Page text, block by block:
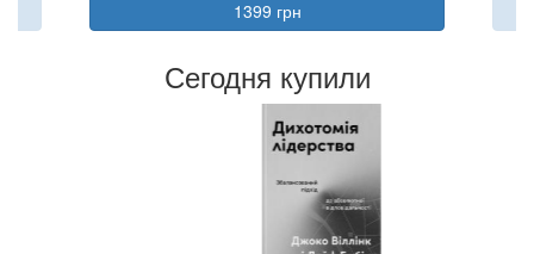
1399 грн
Сегодня купили